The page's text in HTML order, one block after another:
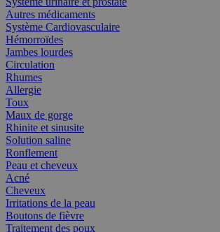
Autres médicaments
Système Cardiovasculaire
Hémorroïdes
Jambes lourdes
Circulation
Rhumes
Allergie
Toux
Maux de gorge
Rhinite et sinusite
Solution saline
Ronflement
Peau et cheveux
Acné
Cheveux
Irritations de la peau
Boutons de fièvre
Traitement des poux